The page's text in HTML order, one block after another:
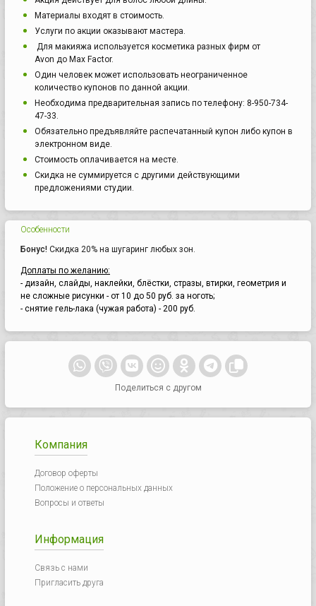
Материалы входят в стоимость.
Услуги по акции оказывают мастера.
Для макияжа используется косметика разных фирм от
Avon до Max Factor.
Один человек может использовать неограниченное
количество купонов по данной акции.
Необходима предварительная запись по телефону: 8-950-734-
47-33.
Обязательно предъявляйте распечатанный купон либо купон в
электронном виде.
Стоимость оплачивается на месте.
Скидка не суммируется с другими действующими
предложениями студии.
Особенности
Бонус! Скидка 20% на шугаринг любых зон.
Доплаты по желанию:
- дизайн, слайды, наклейки, блёстки, стразы, втирки, геометрия и
не сложные рисунки - от 10 до 50 руб. за ноготь;
- снятие гель-лака (чужая работа) - 200 руб.
Поделиться с другом
Компания
Договор оферты
Положение о персональных данных
Вопросы и ответы
Информация
Связь с нами
Пригласить друга